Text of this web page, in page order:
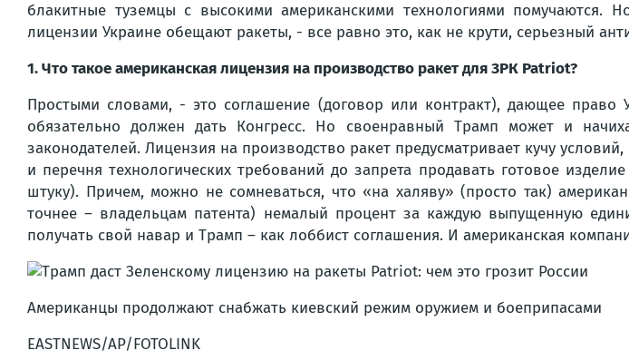
блакитные туземцы с высокими американскими технологиями
лицензии Украине обещают ракеты, - все равно это, как не крути, серьезный
1. Что такое американская лицензия на производство ракет для ЗРК Patriot?
Простыми словами, - это соглашение (договор или контракт), дающее
обязательно должен дать Конгресс. Но своенравный Трамп может и
законодателей. Лицензия на производство ракет предусматривает кучу
и перечня технологических требований до запрета продавать готовое
штуку). Причем, можно не сомневаться, что «на халяву» (просто так)
точнее – владельцам патента) немалый процент за каждую выпущенную
получать свой навар и Трамп – как лоббист соглашения. И американская
Американцы продолжают снабжать киевский режим оружием и боеприпасами
EASTNEWS/AP/FOTOLINK